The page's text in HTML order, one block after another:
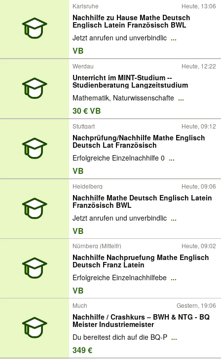
Karlsruhe Heute, 13:06
Nachhilfe zu Hause Mathe Deutsch
Englisch Latein Französisch BWL
Jetzt anrufen und unverbindlic ...
VB
Werdau Heute, 12:22
Unterricht im MINT-Studium --
Studienberatung Langzeitstudium
Mathematik, Naturwissenschafte ...
30 € VB
Stuttgart Heute, 09:12
Nachprüfung/Nachhilfe Mathe Englisch
Deutsch Lat Französisch
Erfolgreiche Einzelnachhilfe 0 ...
VB
Heidelberg Heute, 09:06
Nachhilfe Mathe Deutsch Englisch Latein
Französisch BWL
Jetzt anrufen und unverbindlic ...
VB
Nürnberg (Mittelfr) Heute, 09:02
Nachhilfe Nachpruefung Mathe Englisch
Deutsch Franz Latein
Erfolgreiche Einzelnachhilfebe ...
VB
Much Gestern, 19:06
Nachhilfe / Crashkurs – BWH & NTG - BQ
Meister Industriemeister
Du bereitest dich auf die BQ-P ...
349 €